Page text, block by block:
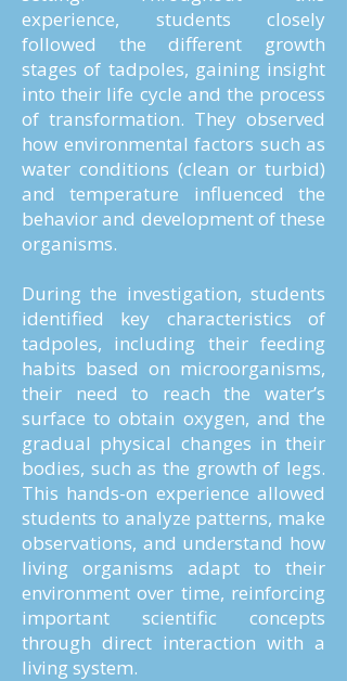
experience, students closely
followed the different growth
stages of tadpoles, gaining insight
into their life cycle and the process
of transformation. They observed
how environmental factors such as
water conditions (clean or turbid)
and temperature influenced the
behavior and development of these
organisms.
During the investigation, students
identified key characteristics of
tadpoles, including their feeding
habits based on microorganisms,
their need to reach the water’s
surface to obtain oxygen, and the
gradual physical changes in their
bodies, such as the growth of legs.
This hands-on experience allowed
students to analyze patterns, make
observations, and understand how
living organisms adapt to their
environment over time, reinforcing
important scientific concepts
through direct interaction with a
living system.